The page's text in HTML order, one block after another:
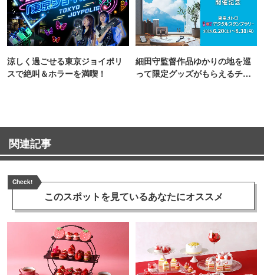
涼しく過ごせる東京ジョイポリ
スで絶叫＆ホラーを満喫！
細田守監督作品ゆかりの地を巡
って限定グッズがもらえるチャ
関連記事
Check!
このスポットを見ているあなたにオススメ